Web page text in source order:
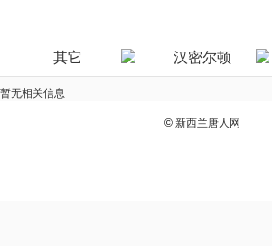
其它 汉密尔顿
暂无相关信息
© 新西兰唐人网